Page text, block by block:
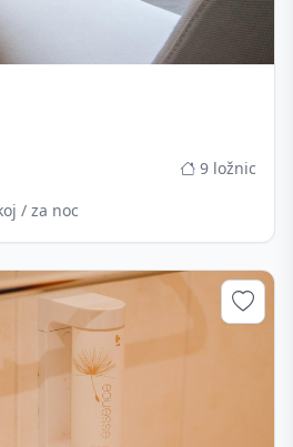
9 ložnic
/ za noc